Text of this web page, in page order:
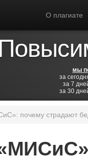
О плагиате
мы
за
за 7
за 30
почему страдают